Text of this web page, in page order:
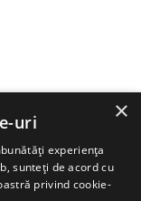
×
uri
experiența
sunteți de acord cu
privind cookie-